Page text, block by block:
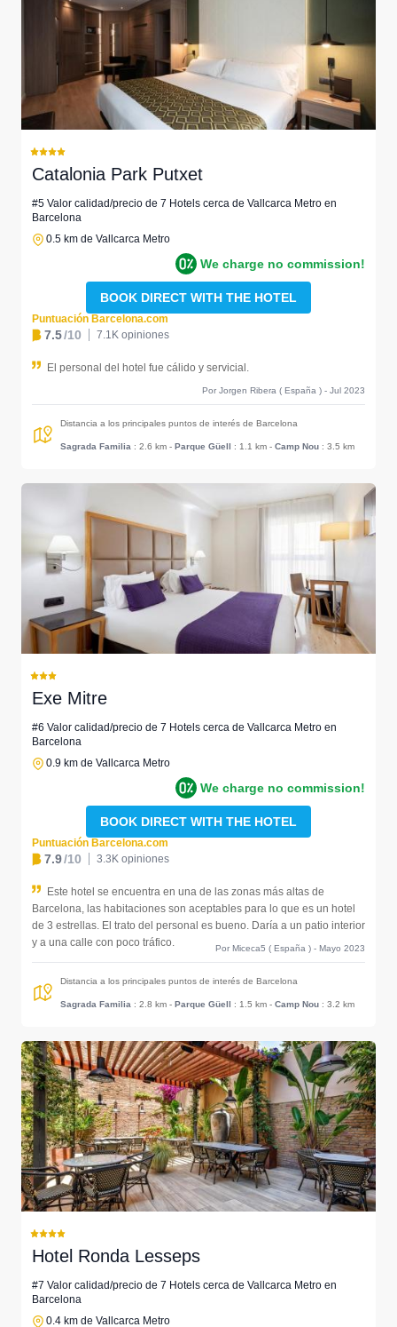
Catalonia Park Putxet
#5 Valor calidad/precio de 7 Hotels cerca de Vallcarca Metro en
Barcelona
0.5 km de Vallcarca Metro
We charge no commission!
BOOK DIRECT WITH THE HOTEL
Puntuación Barcelona.com
7.5/10 7.1K opiniones
El personal del hotel fue cálido y servicial.
Por Jorgen Ribera ( España ) - Jul 2023
Distancia a los principales puntos de interés de Barcelona
Sagrada Familia : 2.6 km - Parque Güell : 1.1 km - Camp Nou : 3.5 km
Exe Mitre
#6 Valor calidad/precio de 7 Hotels cerca de Vallcarca Metro en
Barcelona
0.9 km de Vallcarca Metro
We charge no commission!
BOOK DIRECT WITH THE HOTEL
Puntuación Barcelona.com
7.9/10 3.3K opiniones
Este hotel se encuentra en una de las zonas más altas de
Barcelona, las habitaciones son aceptables para lo que es un hotel
de 3 estrellas. El trato del personal es bueno. Daría a un patio interior
y a una calle con poco tráfico.
Por Miceca5 ( España ) - Mayo 2023
Distancia a los principales puntos de interés de Barcelona
Sagrada Familia : 2.8 km - Parque Güell : 1.5 km - Camp Nou : 3.2 km
Hotel Ronda Lesseps
#7 Valor calidad/precio de 7 Hotels cerca de Vallcarca Metro en
Barcelona
0.4 km de Vallcarca Metro